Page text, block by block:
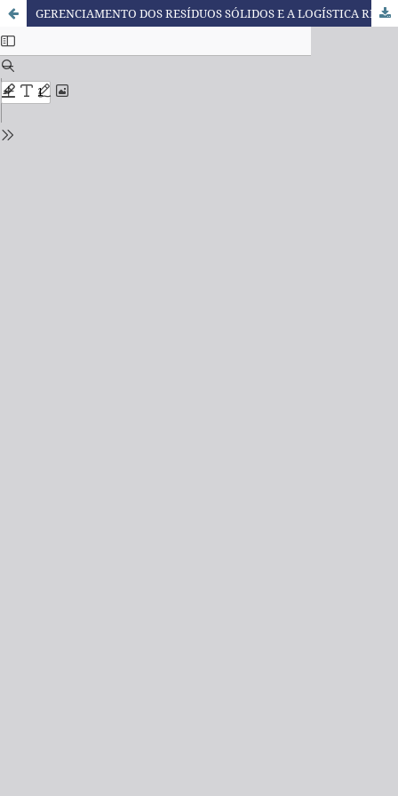
GERENCIAMENTO DOS RESÍDUOS SÓLIDOS E A LOGÍSTICA REVERSA PARA EMBALAGENS DE AGROTÓXICOS